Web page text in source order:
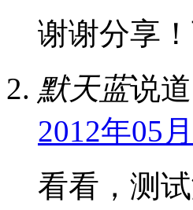
谢谢分享
默天蓝说道
2012年05
看看，测试